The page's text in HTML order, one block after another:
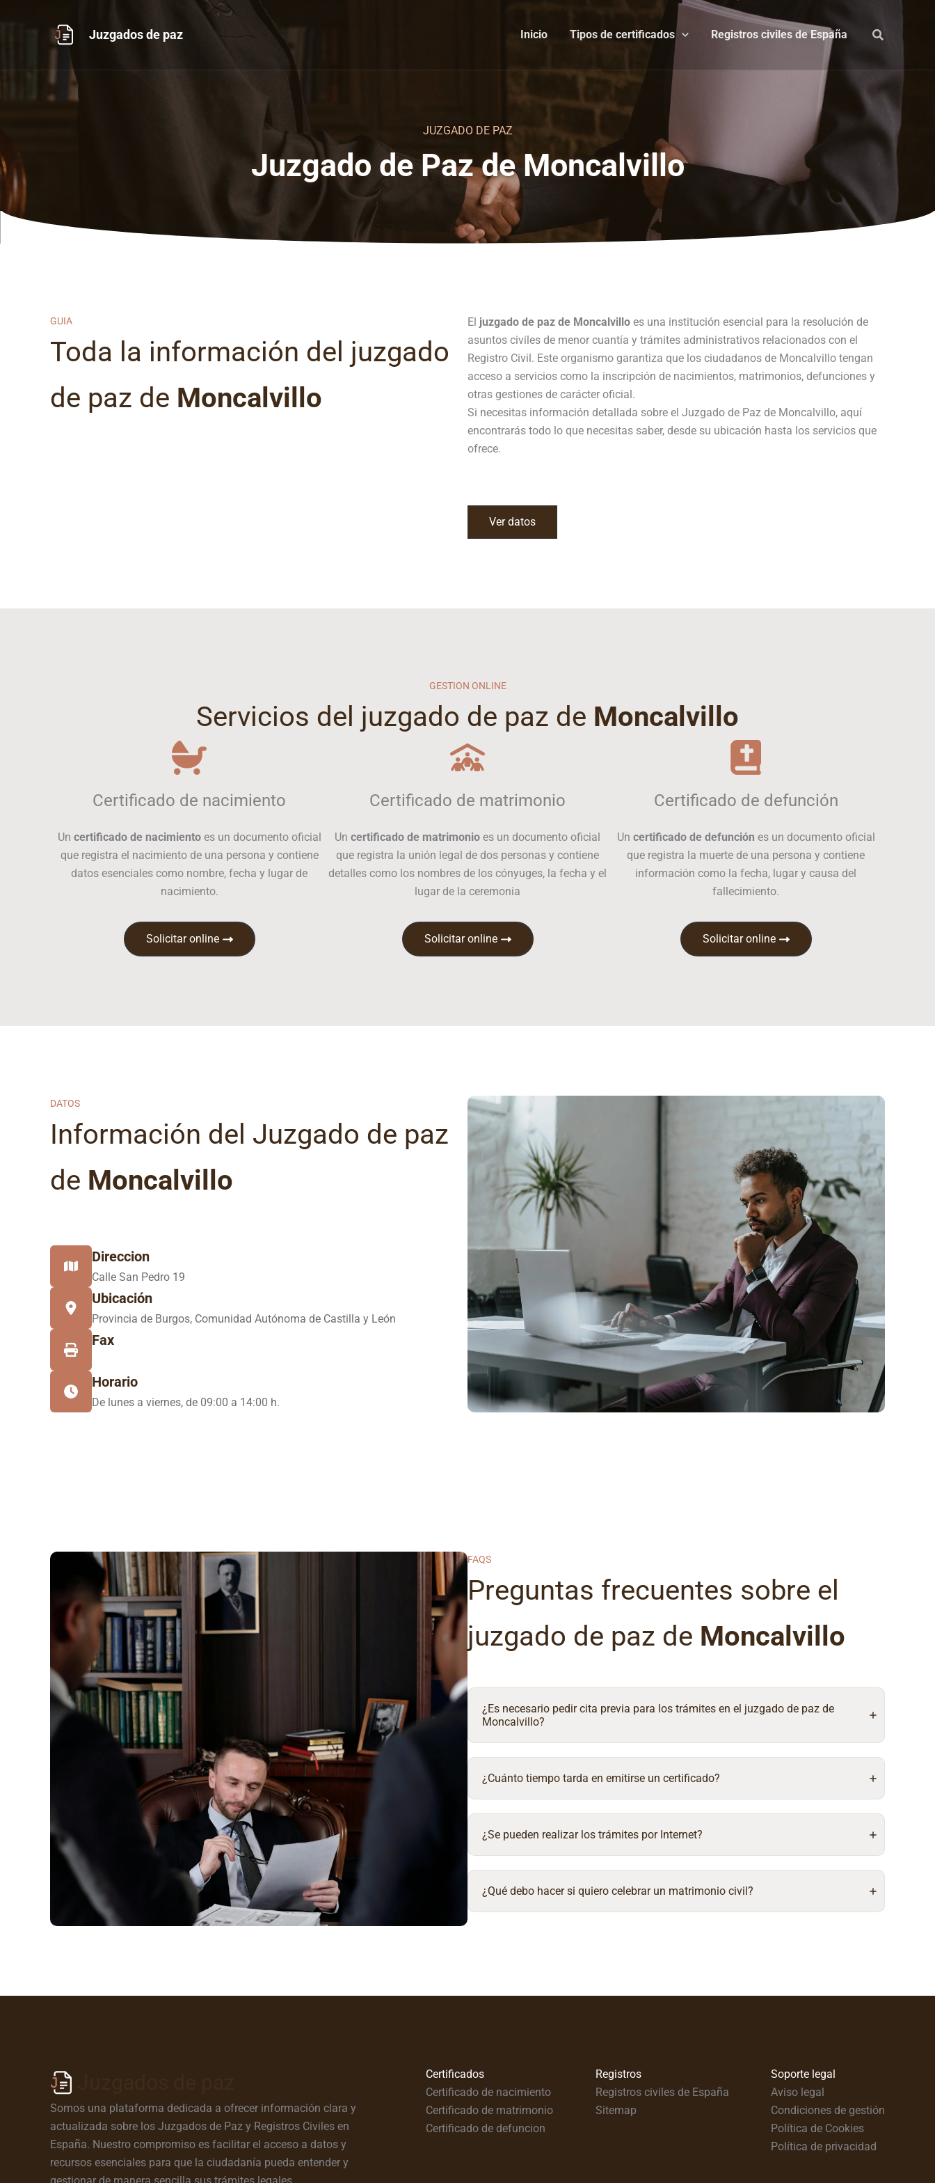
Juzgados de paz Inicio Tipos de certificados Registros civiles de España
JUZGADO DE PAZ
Juzgado de Paz de Moncalvillo
GUIA
Toda la información del juzgado
de paz de Moncalvillo
El juzgado de paz de Moncalvillo es una institución esencial para la resolución de
asuntos civiles de menor cuantía y trámites administrativos relacionados con el
Registro Civil. Este organismo garantiza que los ciudadanos de Moncalvillo tengan
acceso a servicios como la inscripción de nacimientos, matrimonios, defunciones y
otras gestiones de carácter oficial.
Si necesitas información detallada sobre el Juzgado de Paz de Moncalvillo, aquí
encontrarás todo lo que necesitas saber, desde su ubicación hasta los servicios que
ofrece.
Ver datos
GESTION ONLINE
Servicios del juzgado de paz de Moncalvillo
Certificado de nacimiento
Un certificado de nacimientoes un documento oficial
que registra el nacimiento de una persona y contiene
datos esenciales como nombre, fecha y lugar de
nacimiento.
Solicitar online
Certificado de matrimonio
Un certificado de matrimonio es un documento oficial
que registra la unión legal de dos personas y contiene
detalles como los nombres de los cónyuges, la fecha y el
lugar de la ceremonia
Solicitar online
Certificado de defunción
Un certificado de defunción es un documento oficial
que registra la muerte de una persona y contiene
información como la fecha, lugar y causa del
fallecimiento.
Solicitar online
DATOS
Información del Juzgado de paz
de Moncalvillo
Direccion
Calle San Pedro 19
Ubicación
Provincia de Burgos, Comunidad Autónoma de Castilla y León
Fax
Horario
De lunes a viernes, de 09:00 a 14:00 h.
FAQS
Preguntas frecuentes sobre el
juzgado de paz de Moncalvillo
¿Es necesario pedir cita previa para los trámites en el juzgado de paz de
Moncalvillo?
¿Cuánto tiempo tarda en emitirse un certificado?
¿Se pueden realizar los trámites por Internet?
¿Qué debo hacer si quiero celebrar un matrimonio civil?
Somos una plataforma dedicada a ofrecer información clara y
actualizada sobre los Juzgados de Paz y Registros Civiles en
España. Nuestro compromiso es facilitar el acceso a datos y
recursos esenciales para que la ciudadanía pueda entender y
Certificados
Certificado de nacimiento
Certificado de matrimonio
Certificado de defuncion
Registros
Registros civiles de España
Sitemap
Soporte legal
Aviso legal
Condiciones de gestión
Política de Cookies
Política de privacidad